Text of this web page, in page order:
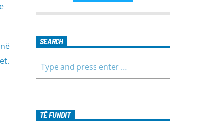
SEARCH
TË FUNDIT